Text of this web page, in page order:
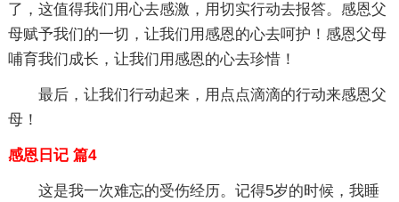
了，这值得我们用心去感激，用切实行动去报答。感恩父
母赋予我们的一切，让我们用感恩的心去呵护！感恩父母
哺育我们成长，让我们用感恩的心去珍惜！
最后，让我们行动起来，用点点滴滴的行动来感恩父
母！
感恩日记 篇4
这是我一次难忘的受伤经历。记得5岁的时候，我睡